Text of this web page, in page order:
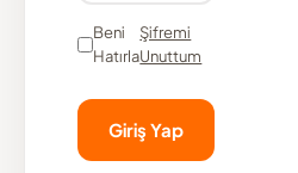
Beni
Hatırla
Şifremi
Unuttum
Giriş Yap